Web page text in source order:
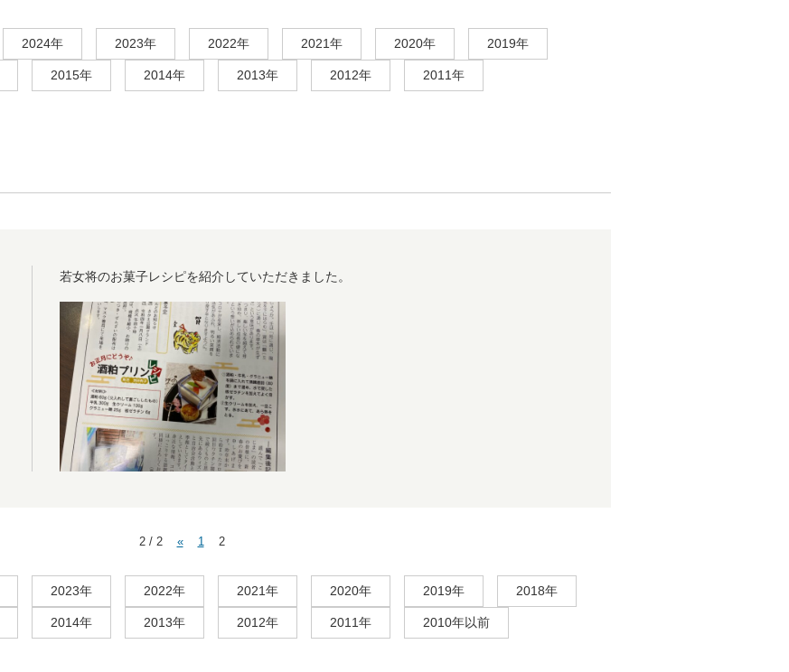
2024年 2023年 2022年 2021年 2020年 2019年
2015年 2014年 2013年 2012年 2011年
若女将のお菓子レシピを紹介していただきました。
2 / 2 « 1 2
2023年 2022年 2021年 2020年 2019年 2018年
2014年 2013年 2012年 2011年 2010年以前